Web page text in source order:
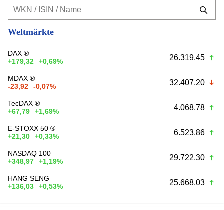
Weltmärkte
DAX ®
+179,32
+0,69% 26.319,45
MDAX ®
-23,92
-0,07% 32.407,20
TecDAX ®
+67,79
+1,69% 4.068,78
E-STOXX 50 ®
+21,30
+0,33% 6.523,86
NASDAQ 100
+348,97
+1,19% 29.722,30
HANG SENG
+136,03
+0,53% 25.668,03